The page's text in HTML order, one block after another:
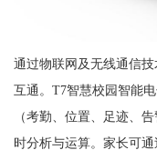
通过物联网及无线通信
互通。T7智慧校园智能
（考勤、位置、足迹、
时分析与运算。家长可